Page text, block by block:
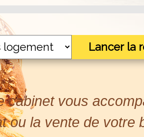
Lancer la
cabinet vous
ou la vente de votre